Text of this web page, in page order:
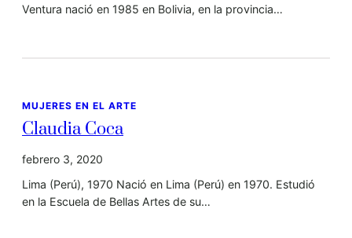
Ventura nació en 1985 en Bolivia, en la provincia…
MUJERES EN EL ARTE
Claudia Coca
febrero 3, 2020
Lima (Perú), 1970 Nació en Lima (Perú) en 1970. Estudió
en la Escuela de Bellas Artes de su…